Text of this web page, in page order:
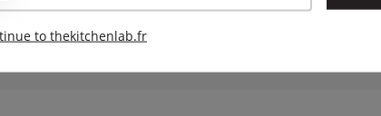
to thekitchenlab.fr